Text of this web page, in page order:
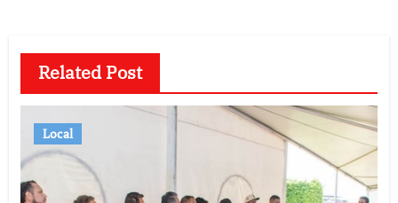
Related Post
Local